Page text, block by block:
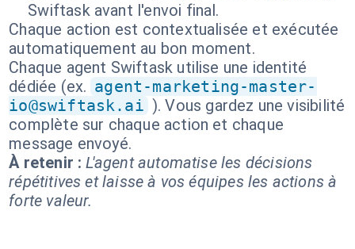
Swiftask avant l'envoi final.
Chaque action est contextualisée et exécutée
automatiquement au bon moment.
Chaque agent Swiftask utilise une identité
dédiée (ex. agent-marketing-master-
io@swiftask.ai ). Vous gardez une visibilité
complète sur chaque action et chaque
message envoyé.
À retenir : L'agent automatise les décisions
répétitives et laisse à vos équipes les actions à
forte valeur.